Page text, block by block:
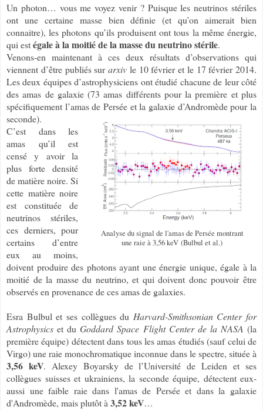
Un photon… vous me voyez venir ? Puisque les neutrinos stériles
ont une certaine masse bien définie (et qu’on aimerait bien
connaitre), les photons qu’ils produisent ont tous la même énergie,
qui estégale à la moitié de la masse du neutrino stérile.
Venons-en maintenant à ces deux résultats d’observations qui
viennent d’être publiés surarxiv le 10 février et le 17 février 2014.
Les deux équipes d’astrophysiciens ont étudié chacune de leur côté
des amas de galaxie (73 amas différents pour la première et plus
spécifiquement l’amas de Persée et la galaxie d’Andromède pour la
seconde).
Analyse du signal de l'amas de Persée montrant
une raie à 3,56 keV (Bulbul et al.)
C’est dans les
amas qu’il est
censé y avoir la
plus forte densité
de matière noire. Si
cette matière noire
est constituée de
neutrinos stériles,
ces derniers, pour
certains d’entre
eux au moins,
doivent produire des photons ayant une énergie unique, égale à la
moitié de la masse du neutrino, et qui doivent donc pouvoir être
observés en provenance de ces amas de galaxies.
Esra Bulbul et ses collègues du Harvard-Smithsonian Center for
Astrophysics et duGoddard Space Flight Center de la NASA (la
première équipe) détectent dans tous les amas étudiés (sauf celui de
Virgo) une raie monochromatique inconnue dans le spectre, située à
3,56 keV. Alexey Boyarsky de l’Université de Leiden et ses
collègues suisses et ukrainiens, la seconde équipe, détectent eux-
aussi une faible raie dans l'amas de Persée et dans la galaxie
d'Andromède, mais plutôt à 3,52 keV…